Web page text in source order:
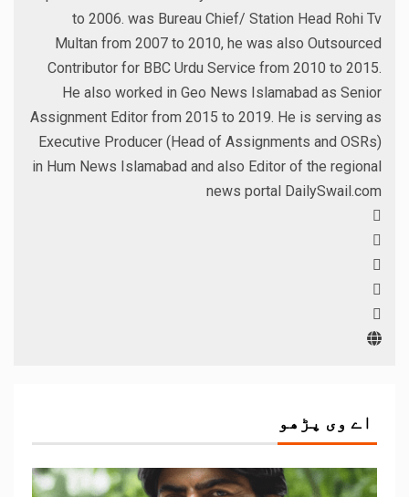
to 2006. was Bureau Chief/ Station Head Rohi Tv
Multan from 2007 to 2010, he was also Outsourced
Contributor for BBC Urdu Service from 2010 to 2015.
He also worked in Geo News Islamabad as Senior
Assignment Editor from 2015 to 2019. He is serving as
Executive Producer (Head of Assignments and OSRs)
in Hum News Islamabad and also Editor of the regional
news portal DailySwail.com
اے وی پڑھو